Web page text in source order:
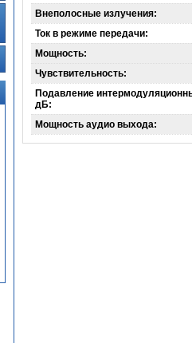
Внеполосные излучения:
Ток в режиме передачи:
Мощность:
Чувствительность:
Подавление
дБ:
Мощность аудио выхода: